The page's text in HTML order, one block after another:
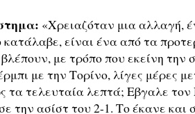
«Χρειαζόταν μια αλλαγή,
κατάλαβε, είναι ένα από τα
με τρόπο που εκείνη
με την Τορίνο, λίγες μέρες
τα τελευταία λεπτά; Εβγαλε
την ασίστ του 2-1. Το έκανε και